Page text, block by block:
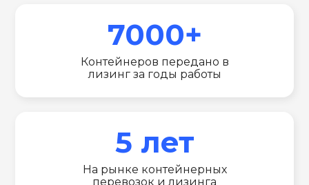
7000+
Контейнеров передано в
лизинг за годы работы
5 лет
На рынке контейнерных
перевозок и лизинга